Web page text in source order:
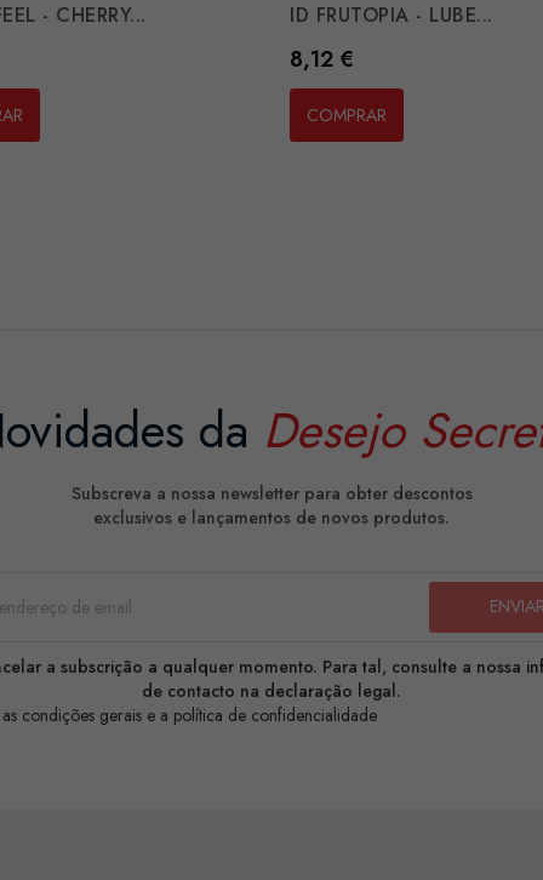
- CHERRY... ID FRUTOPIA - LUBE...
Preço
8,12 €
COMPRAR
da Desejo
Subscreva a nossa newsletter para obter descontos
exclusivos e lançamentos de novos produtos.
a subscrição a qualquer momento. Para tal, consulte a nossa
de contacto na declaração legal.
condições gerais e a política de confidencialidade